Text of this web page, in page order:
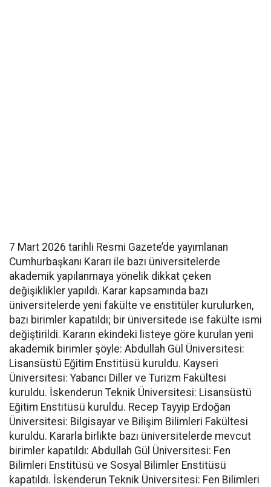
7 Mart 2026 tarihli Resmi Gazete’de yayımlanan
Cumhurbaşkanı Kararı ile bazı üniversitelerde
akademik yapılanmaya yönelik dikkat çeken
değişiklikler yapıldı. Karar kapsamında bazı
üniversitelerde yeni fakülte ve enstitüler kurulurken,
bazı birimler kapatıldı; bir üniversitede ise fakülte ismi
değiştirildi. Kararın ekindeki listeye göre kurulan yeni
akademik birimler şöyle: Abdullah Gül Üniversitesi:
Lisansüstü Eğitim Enstitüsü kuruldu. Kayseri
Üniversitesi: Yabancı Diller ve Turizm Fakültesi
kuruldu. İskenderun Teknik Üniversitesi: Lisansüstü
Eğitim Enstitüsü kuruldu. Recep Tayyip Erdoğan
Üniversitesi: Bilgisayar ve Bilişim Bilimleri Fakültesi
kuruldu. Kararla birlikte bazı üniversitelerde mevcut
birimler kapatıldı: Abdullah Gül Üniversitesi: Fen
Bilimleri Enstitüsü ve Sosyal Bilimler Enstitüsü
kapatıldı. İskenderun Teknik Üniversitesi: Fen Bilimleri